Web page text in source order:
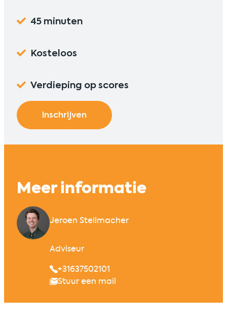
45 minuten
Kosteloos
Verdieping op scores
Inschrijven
Meer informatie
Jeroen Stellmacher
Adviseur
+31637502101
Stuur een mail